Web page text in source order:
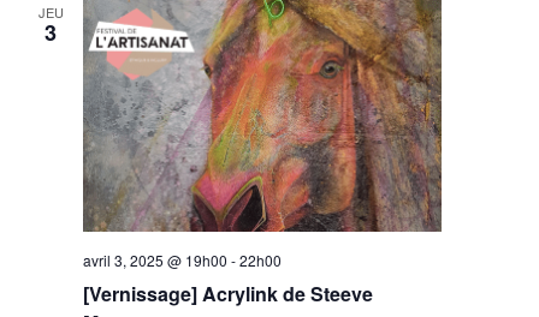
JEU
3
[Vernissage] Acrylink de Steeve
avril 3, 2025 @ 19h00 -22h00